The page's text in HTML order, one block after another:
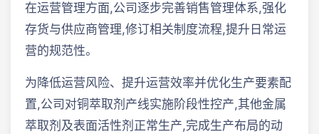
在运营管理方面,公司逐步完善销售管理体系,强化
存货与供应商管理,修订相关制度流程,提升日常运
营的规范性。
为降低运营风险、提升运营效率并优化生产要素配
置,公司对铜萃取剂产线实施阶段性控产,其他金属
萃取剂及表面活性剂正常生产,完成生产布局的动